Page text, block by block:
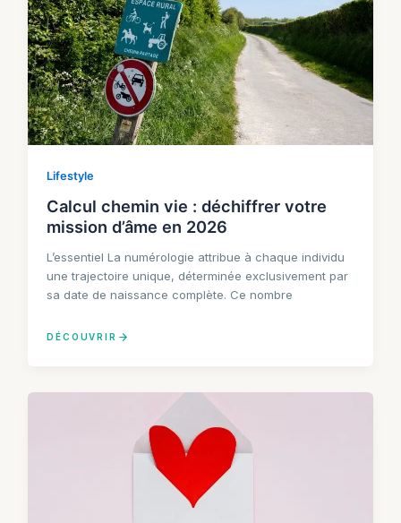
Lifestyle
Calcul chemin vie : déchiffrer votre
mission d’âme en 2026
L’essentiel La numérologie attribue à chaque individu
une trajectoire unique, déterminée exclusivement par
sa date de naissance complète. Ce nombre
DÉCOUVRIR